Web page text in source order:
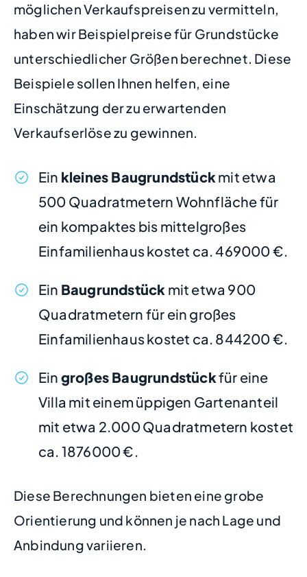
möglichen Verkaufspreisen zu vermitteln,
haben wir Beispielpreise für Grundstücke
unterschiedlicher Größen berechnet. Diese
Beispiele sollen Ihnen helfen, eine
Einschätzung der zu erwartenden
Verkaufserlöse zu gewinnen.
Ein kleines Baugrundstückmit etwa
500 Quadratmetern Wohnfläche für
ein kompaktes bis mittelgroßes
Einfamilienhaus kostet ca. 469000 €.
Ein Baugrundstück mit etwa 900
Quadratmetern für ein großes
Einfamilienhaus kostet ca. 844200 €.
Ein großes Baugrundstückfür eine
Villa mit einem üppigen Gartenanteil
mit etwa 2.000 Quadratmetern kostet
ca. 1876000 €.
Diese Berechnungen bieten eine grobe
Orientierung und können je nach Lage und
Anbindung variieren.